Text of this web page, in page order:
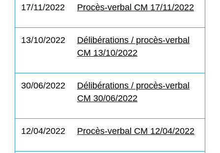
17/11/2022 Procès-verbal CM 17/11/2022
13/10/2022
Délibérations / procès-verbal
CM 13/10/2022
30/06/2022
Délibérations / procès-verbal
CM 30/06/2022
12/04/2022 Procès-verbal CM 12/04/2022